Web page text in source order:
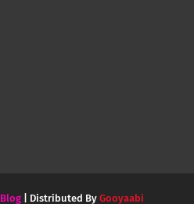
Blog | Distributed By Gooyaabi